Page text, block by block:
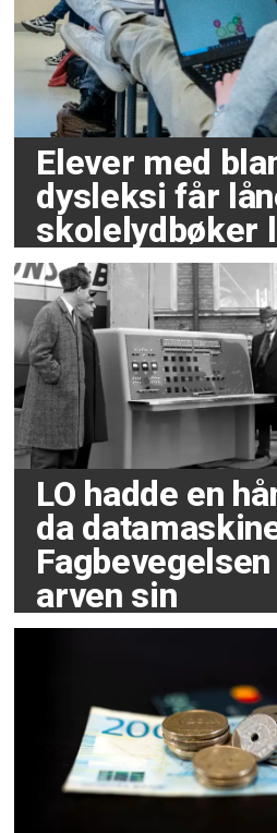
Elever med
dysleksi får
skolelydbøker
LO hadde en
da
arven sin